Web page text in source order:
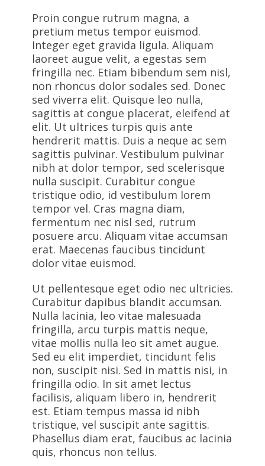
Proin congue rutrum magna, a
pretium metus tempor euismod.
Integer eget gravida ligula. Aliquam
laoreet augue velit, a egestas sem
fringilla nec. Etiam bibendum sem nisl,
non rhoncus dolor sodales sed. Donec
sed viverra elit. Quisque leo nulla,
sagittis at congue placerat, eleifend at
elit. Ut ultrices turpis quis ante
hendrerit mattis. Duis a neque ac sem
sagittis pulvinar. Vestibulum pulvinar
nibh at dolor tempor, sed scelerisque
nulla suscipit. Curabitur congue
tristique odio, id vestibulum lorem
tempor vel. Cras magna diam,
fermentum nec nisl sed, rutrum
posuere arcu. Aliquam vitae accumsan
erat. Maecenas faucibus tincidunt
dolor vitae euismod.
Ut pellentesque eget odio nec ultricies.
Curabitur dapibus blandit accumsan.
Nulla lacinia, leo vitae malesuada
fringilla, arcu turpis mattis neque,
vitae mollis nulla leo sit amet augue.
Sed eu elit imperdiet, tincidunt felis
non, suscipit nisi. Sed in mattis nisi, in
fringilla odio. In sit amet lectus
facilisis, aliquam libero in, hendrerit
est. Etiam tempus massa id nibh
tristique, vel suscipit ante sagittis.
Phasellus diam erat, faucibus ac lacinia
quis, rhoncus non tellus.